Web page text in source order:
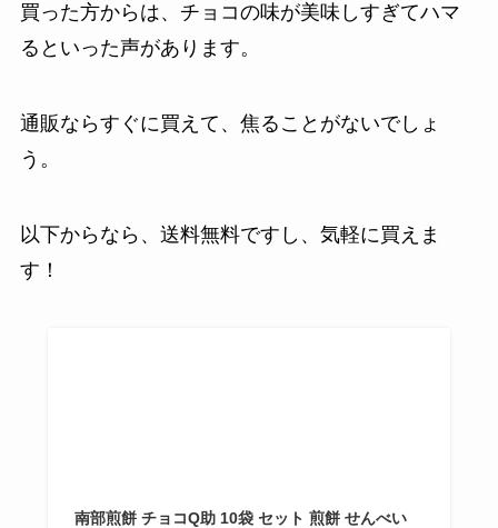
買った方からは、チョコの味が美味しすぎてハマ
るといった声があります。
通販ならすぐに買えて、焦ることがないでしょ
う。
以下からなら、送料無料ですし、気軽に買えま
す！
南部煎餅 チョコQ助 10袋 セット 煎餅 せんべい